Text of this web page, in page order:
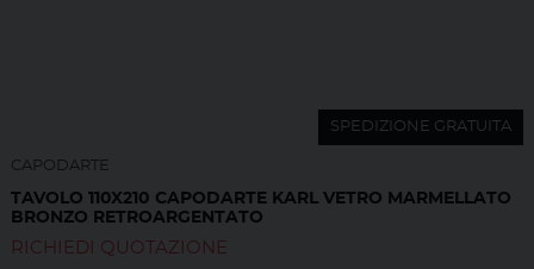
SPEDIZIONE GRATUITA
CAPODARTE
TAVOLO 110X210 CAPODARTE KARL VETRO MARMELLATO
BRONZO RETROARGENTATO
RICHIEDI QUOTAZIONE